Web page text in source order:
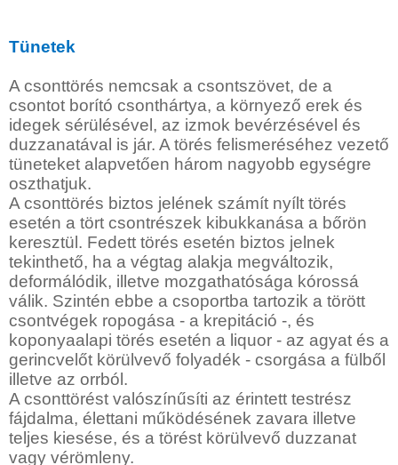
Tünetek
A csonttörés nemcsak a csontszövet, de a
csontot borító csonthártya, a környező erek és
idegek sérülésével, az izmok bevérzésével és
duzzanatával is jár. A törés felismeréséhez vezető
tüneteket alapvetően három nagyobb egységre
oszthatjuk.
A csonttörés biztos jelének számít nyílt törés
esetén a tört csontrészek kibukkanása a bőrön
keresztül. Fedett törés esetén biztos jelnek
tekinthető, ha a végtag alakja megváltozik,
deformálódik, illetve mozgathatósága kórossá
válik. Szintén ebbe a csoportba tartozik a törött
csontvégek ropogása - a krepitáció -, és
koponyaalapi törés esetén a liquor - az agyat és a
gerincvelőt körülvevő folyadék - csorgása a fülből
illetve az orrból.
A csonttörést valószínűsíti az érintett testrész
fájdalma, élettani működésének zavara illetve
teljes kiesése, és a törést körülvevő duzzanat
vagy vérömleny.